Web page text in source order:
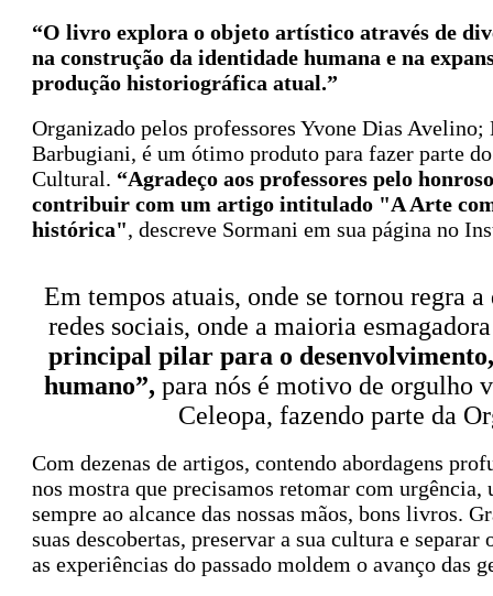
“O livro explora o objeto artístico através de
na construção da identidade humana e na
produção historiográfica atual.”
Organizado pelos professores Yvone Dias
Barbugiani, é um ótimo produto para fazer parte
Cultural. “Agradeço aos professores pelo
contribuir com um artigo intitulado "A Arte
histórica", descreve Sormani em sua página no
Em tempos atuais, onde se tornou regra
redes sociais, onde a maioria
principal pilar para o
humano”, para nós é motivo de orgulho
Celeopa, fazendo parte da
Com dezenas de artigos, contendo abordagens
nos mostra que precisamos retomar com
sempre ao alcance das nossas mãos, bons livros.
suas descobertas, preservar a sua cultura e
as experiências do passado moldem o avanço das